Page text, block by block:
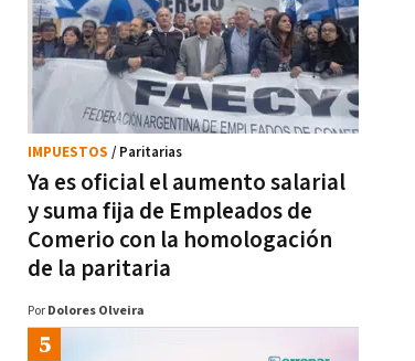
Ya es oficial el aumento salarial
y suma fija de Empleados de
Comerio con la homologación
de la paritaria
IMPUESTOS / Paritarias
Por Dolores Olveira